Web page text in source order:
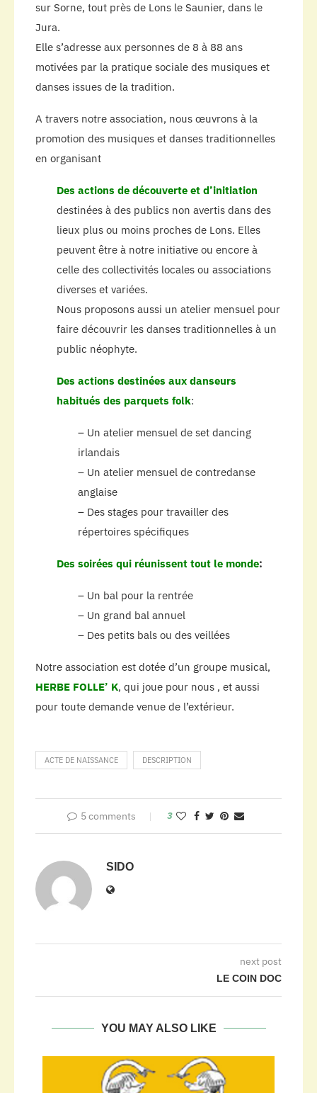
sur Sorne, tout près de Lons le Saunier, dans le
Jura.
Elle s’adresse aux personnes de 8 à 88 ans
motivées par la pratique sociale des musiques et
danses issues de la tradition.
A travers notre association, nous œuvrons à la
promotion des musiques et danses traditionnelles
en organisant
Des actions de découverte et d’initiation
destinées à des publics non avertis dans des
lieux plus ou moins proches de Lons. Elles
peuvent être à notre initiative ou encore à
celle des collectivités locales ou associations
diverses et variées.
Nous proposons aussi un atelier mensuel pour
faire découvrir les danses traditionnelles à un
public néophyte.
Des actions destinées aux danseurs
habitués des parquets folk:
– Un atelier mensuel de set dancing
irlandais
– Un atelier mensuel de contredanse
anglaise
– Des stages pour travailler des
répertoires spécifiques
Des soirées qui réunissent tout le monde:
– Un bal pour la rentrée
– Un grand bal annuel
– Des petits bals ou des veillées
Notre association est dotée d’un groupe musical,
HERBE FOLLE’ K, qui joue pour nous , et aussi
pour toute demande venue de l’extérieur.
ACTE DE NAISSANCE DESCRIPTION
5 comments 3
SIDO
next post
LE COIN DOC
YOU MAY ALSO LIKE